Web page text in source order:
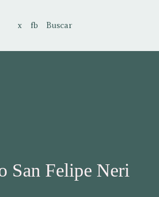
x fb Buscar
San Felipe Neri